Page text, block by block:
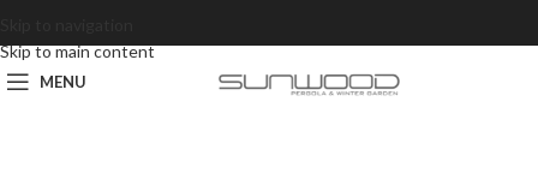
Skip to main content
MENU